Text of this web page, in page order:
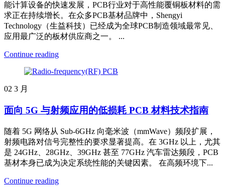
能计算设备的快速发展，PCB行业对于高性能覆铜板材料的需
求正在持续增长。在众多PCB基材品牌中，Shengyi
Technology（生益科技）已经成为全球PCB制造领域最常见、
应用最广泛的板材供应商之一。 ...
Continue reading
02 3 月
面向 5G 与射频应用的低损耗 PCB 材料技术指南
随着 5G 网络从 Sub-6GHz 向毫米波（mmWave）频段扩展，
射频电路对信号完整性的要求显著提高。在 3GHz 以上，尤其
是 24GHz、28GHz、39GHz 甚至 77GHz 汽车雷达频段，PCB
基材本身已成为决定系统性能的关键因素。 在高频环境下...
Continue reading